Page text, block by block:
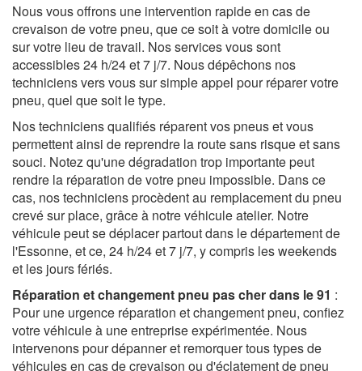
Nous vous offrons une intervention rapide en cas de
crevaison de votre pneu, que ce soit à votre domicile ou
sur votre lieu de travail. Nos services vous sont
accessibles 24 h/24 et 7 j/7. Nous dépêchons nos
techniciens vers vous sur simple appel pour réparer votre
pneu, quel que soit le type.
Nos techniciens qualifiés réparent vos pneus et vous
permettent ainsi de reprendre la route sans risque et sans
souci. Notez qu'une dégradation trop importante peut
rendre la réparation de votre pneu impossible. Dans ce
cas, nos techniciens procèdent au remplacement du pneu
crevé sur place, grâce à notre véhicule atelier. Notre
véhicule peut se déplacer partout dans le département de
l'Essonne, et ce, 24 h/24 et 7 j/7, y compris les weekends
et les jours fériés.
Réparation et changement pneu pas cher dans le 91 :
Pour une urgence réparation et changement pneu, confiez
votre véhicule à une entreprise expérimentée. Nous
intervenons pour dépanner et remorquer tous types de
véhicules en cas de crevaison ou d'éclatement de pneu